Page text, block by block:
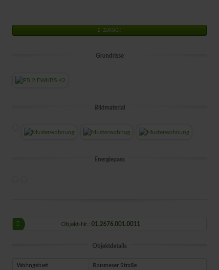
ZURÜCK
Grundrisse
Bildmaterial
Energiepass
Objekt-Nr.:01.2676.001.0011
Objektdetails
Wohngebiet Raismeser Straße